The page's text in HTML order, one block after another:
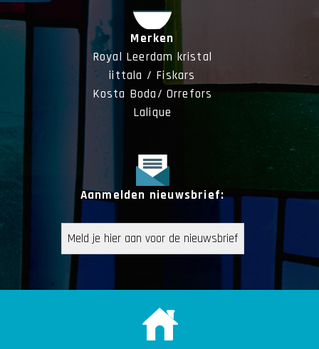
Merken
Royal Leerdam kristal
iittala / Fiskars
Kosta Boda/ Orrefors
Lalique
Aanmelden nieuwsbrief: